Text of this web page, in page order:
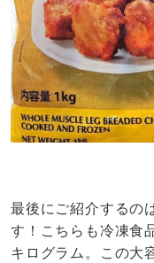
最後にご紹介するの
す！こちらも冷凍食
キログラム。この大